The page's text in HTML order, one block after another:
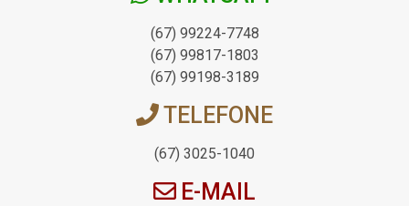
(67) 99224-7748
(67) 99817-1803
(67) 99198-3189
TELEFONE
(67) 3025-1040
E-MAIL